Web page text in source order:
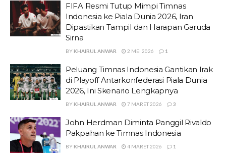
FIFA Resmi Tutup Mimpi Timnas
Indonesia ke Piala Dunia 2026, Iran
Dipastikan Tampil dan Harapan Garuda
Sirna
BY KHAIRUL ANWAR 2 MEI 2026 1
Peluang Timnas Indonesia Gantikan Irak
di Playoff Antarkonfederasi Piala Dunia
2026, Ini Skenario Lengkapnya
BY KHAIRUL ANWAR 7 MARET 2026 3
John Herdman Diminta Panggil Rivaldo
Pakpahan ke Timnas Indonesia
BY KHAIRUL ANWAR 4 MARET 2026 1